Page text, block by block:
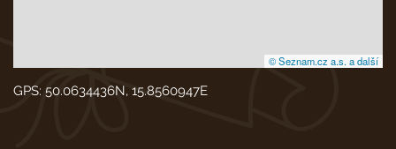
© Seznam.cz a.s. a další
GPS: 50.0634436N, 15.8560947E